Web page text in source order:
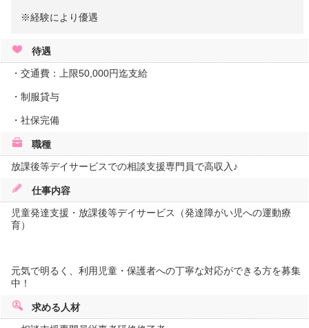
※経験により優遇
待遇
・交通費：上限50,000円迄支給
・制服貸与
・社保完備
職種
放課後等デイサービスでの相談支援専門員で高収入♪
仕事内容
児童発達支援・放課後等デイサービス（発達障がい児への運動療
育）
元気で明るく、利用児童・保護者への丁寧な対応ができる方を募集
中！
求める人材